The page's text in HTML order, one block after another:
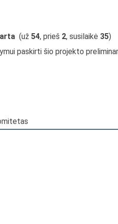
(už 54, prieš 2, susilaikė 35)
paskirti šio projekto